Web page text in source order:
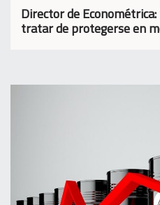
Director de
tratar de protegerse en